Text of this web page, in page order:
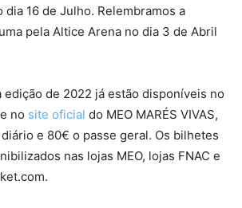
dia 16 de Julho. Relembramos a
pela Altice Arena no dia 3 de Abril
edição de 2022 já estão disponíveis no
e no site oficial do MEO MARÉS VIVAS,
e 80€ o passe geral. Os bilhetes
nas lojas MEO, lojas FNAC e